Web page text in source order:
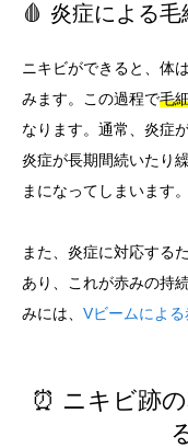
🩸 炎症による
ニキビができると、体
みます。この過程で毛
なります。通常、炎症
炎症が長期間続いたり
まになってしまいます。
また、炎症に対応する
あり、これが赤みの持
みには、 Vビームによ
⏰ ニキビ跡